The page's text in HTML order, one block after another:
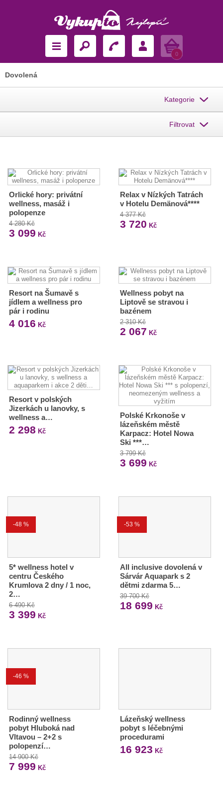
Košík
0
Dovolená
Kategorie
Filtrovat
Orlické hory: privátní
wellness, masáž i
polopenze
4 280 Kč
3 099 Kč
Relax v Nízkých Tatrách
v Hotelu Demänová****
4 377 Kč
3 720 Kč
Resort na Šumavě s
jídlem a wellness pro
pár i rodinu
4 016 Kč
Wellness pobyt na
Liptově se stravou i
bazénem
2 310 Kč
2 067 Kč
Resort v polských
Jizerkách u lanovky, s
wellness a…
2 298 Kč
Polské Krkonoše v
lázeňském městě
Karpacz: Hotel Nowa
Ski ***…
3 799 Kč
3 699 Kč
-48 %
5* wellness hotel v
centru Českého
Krumlova 2 dny / 1 noc,
2…
6 490 Kč
3 399 Kč
-53 %
All inclusive dovolená v
Sárvár Aquapark s 2
dětmi zdarma 5…
39 700 Kč
18 699 Kč
-46 %
Rodinný wellness
pobyt Hluboká nad
Vltavou – 2+2 s
polopenzí…
14 900 Kč
7 999 Kč
Lázeňský wellness
pobyt s léčebnými
procedurami
16 923 Kč